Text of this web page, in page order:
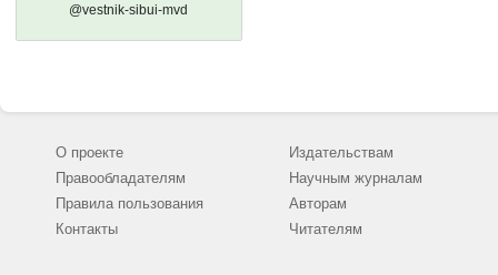
@vestnik-sibui-mvd
О проекте
Правообладателям
Правила пользования
Контакты
Издательствам
Научным журналам
Авторам
Читателям